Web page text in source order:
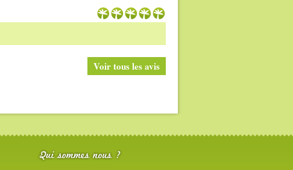
Voir tous les avis